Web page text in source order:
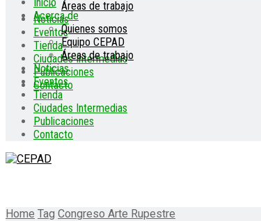
Áreas de trabajo
Noticias
Eventos
Tienda
Ciudades Intermedias
Publicaciones
Contacto
Acerca de
Quienes somos
Equipo CEPAD
Áreas de trabajo
Noticias
Eventos
Tienda
Ciudades Intermedias
Publicaciones
Contacto
Home Tag Congreso Arte Rupestre